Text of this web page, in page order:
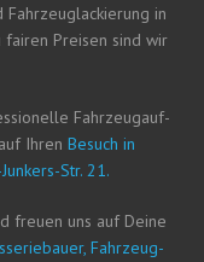
Fahr­zeug­la­ckie­rung in
fai­ren Prei­sen sind wir
Fahr­zeug­auf­
Ihren Besuch in
Str. 21.
freu­en uns auf Dei­ne
Fahr­zeug­